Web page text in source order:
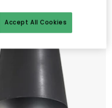
Accept All Cookies